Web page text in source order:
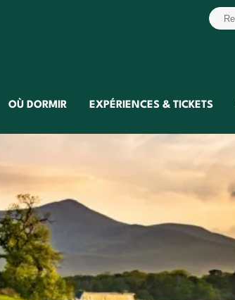
OÙ DORMIR EXPÉRIENCES & TICKETS